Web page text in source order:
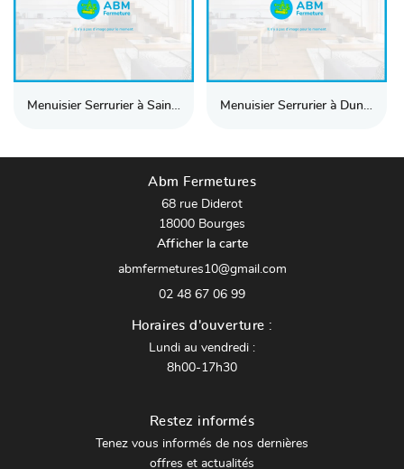
Menuisier Serrurier à Saint-Doulchard Menuisier Serrurier à Dun-sur-Auron
Abm Fermetures
68 rue Diderot
18000 Bourges
Afficher la carte
02 48 67 06 99
Horaires d'ouverture :
Lundi au vendredi :
8h00-17h30
Restez informés
Tenez vous informés de nos dernières
offres et actualités